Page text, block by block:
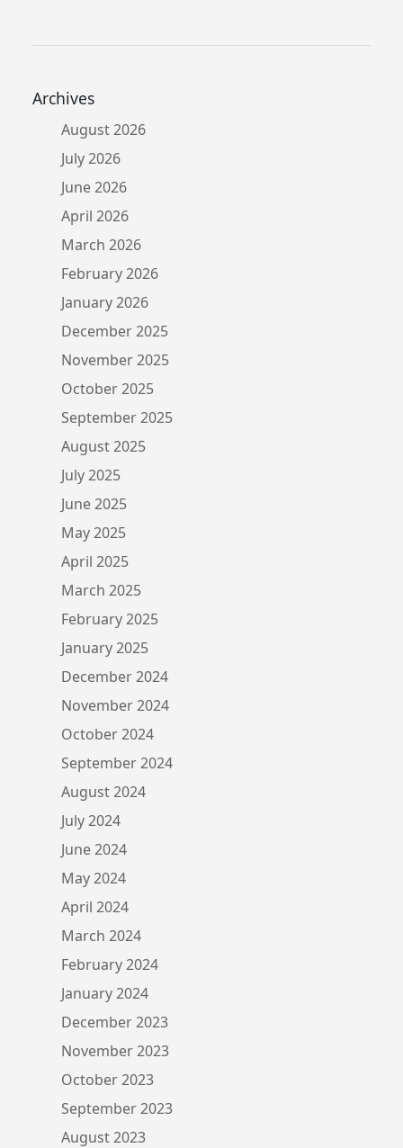
Archives
August 2026
July 2026
June 2026
April 2026
March 2026
February 2026
January 2026
December 2025
November 2025
October 2025
September 2025
August 2025
July 2025
June 2025
May 2025
April 2025
March 2025
February 2025
January 2025
December 2024
November 2024
October 2024
September 2024
August 2024
July 2024
June 2024
May 2024
April 2024
March 2024
February 2024
January 2024
December 2023
November 2023
October 2023
September 2023
August 2023